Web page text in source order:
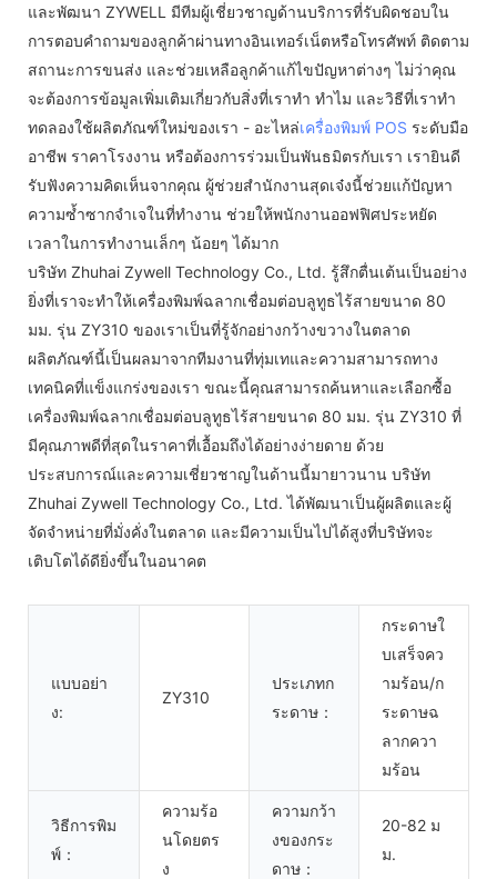
และพัฒนา ZYWELL มีทีมผู้เชี่ยวชาญด้านบริการที่รับผิดชอบใน
การตอบคำถามของลูกค้าผ่านทางอินเทอร์เน็ตหรือโทรศัพท์ ติดตาม
สถานะการขนส่ง และช่วยเหลือลูกค้าแก้ไขปัญหาต่างๆ ไม่ว่าคุณ
จะต้องการข้อมูลเพิ่มเติมเกี่ยวกับสิ่งที่เราทำ ทำไม และวิธีที่เราทำ
ทดลองใช้ผลิตภัณฑ์ใหม่ของเรา - อะไหล่เครื่องพิมพ์ POS ระดับมือ
อาชีพ ราคาโรงงาน หรือต้องการร่วมเป็นพันธมิตรกับเรา เรายินดี
รับฟังความคิดเห็นจากคุณ ผู้ช่วยสำนักงานสุดเจ๋งนี้ช่วยแก้ปัญหา
ความซ้ำซากจำเจในที่ทำงาน ช่วยให้พนักงานออฟฟิศประหยัด
เวลาในการทำงานเล็กๆ น้อยๆ ได้มาก
บริษัท Zhuhai Zywell Technology Co., Ltd. รู้สึกตื่นเต้นเป็นอย่าง
ยิ่งที่เราจะทำให้เครื่องพิมพ์ฉลากเชื่อมต่อบลูทูธไร้สายขนาด 80
มม. รุ่น ZY310 ของเราเป็นที่รู้จักอย่างกว้างขวางในตลาด
ผลิตภัณฑ์นี้เป็นผลมาจากทีมงานที่ทุ่มเทและความสามารถทาง
เทคนิคที่แข็งแกร่งของเรา ขณะนี้คุณสามารถค้นหาและเลือกซื้อ
เครื่องพิมพ์ฉลากเชื่อมต่อบลูทูธไร้สายขนาด 80 มม. รุ่น ZY310 ที่
มีคุณภาพดีที่สุดในราคาที่เอื้อมถึงได้อย่างง่ายดาย ด้วย
ประสบการณ์และความเชี่ยวชาญในด้านนี้มายาวนาน บริษัท
Zhuhai Zywell Technology Co., Ltd. ได้พัฒนาเป็นผู้ผลิตและผู้
จัดจำหน่ายที่มั่งคั่งในตลาด และมีความเป็นไปได้สูงที่บริษัทจะ
เติบโตได้ดียิ่งขึ้นในอนาคต
แบบอย่า
ง:
ZY310
ประเภทก
ระดาษ：
กระดาษใ
บเสร็จคว
ามร้อน/ก
ระดาษฉ
ลากควา
มร้อน
วิธีการพิม
พ์：
ความร้อ
นโดยตร
ง
ความกว้า
งของกระ
ดาษ：
20-82 ม
ม.